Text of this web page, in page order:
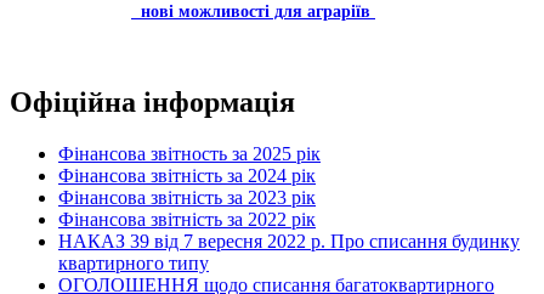
нові можливості для аграріїв
Офіційна інформація
Фінансова звітность за 2025 рік
Фінансова звітність за 2024 рік
Фінансова звітність за 2023 рік
Фінансова звітність за 2022 рік
НАКАЗ 39 від 7 вересня 2022 р. Про списання будинку
квартирного типу
ОГОЛОШЕННЯ щодо списання багатоквартирного